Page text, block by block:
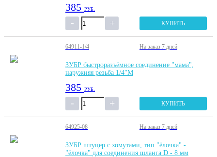
385 РУБ.
КУПИТЬ
64911-1/4 На заказ 7 дней
ЗУБР быстроразъёмное соединение "мама",
наружняя резьба 1/4"M
385 РУБ.
КУПИТЬ
64925-08 На заказ 7 дней
ЗУБР штуцер с хомутами, тип "ёлочка" -
"ёлочка" для соединения шланга D - 8 мм